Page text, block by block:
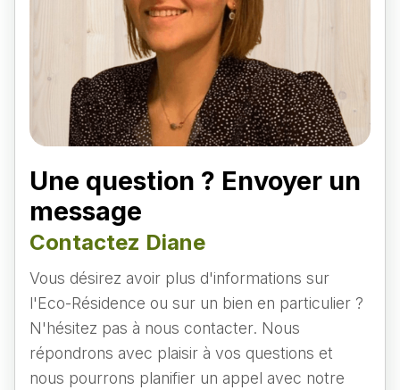
Une question ? Envoyer un
message
Contactez Diane
Vous désirez avoir plus d'informations sur
l'Eco-Résidence ou sur un bien en particulier ?
N'hésitez pas à nous contacter. Nous
répondrons avec plaisir à vos questions et
nous pourrons planifier un appel avec notre